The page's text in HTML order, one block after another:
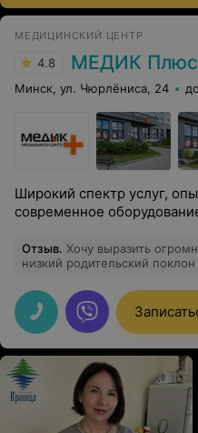
МЕДИЦИНСКИЙ ЦЕНТР
4.8 МЕДИК Плюс
Минск, ул. Чюрлёниса, 24
Широкий спектр услуг,
современное
Отзыв. Хочу выразить
низкий родительский
сердцем врачу офтальмологу
Вячеславовне . Спасибо
своевременную помощь